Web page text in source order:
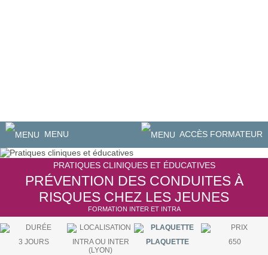
MENU ACCÈS FORMATEUR
PRATIQUES CLINIQUES ET ÉDUCATIVES
PRÉVENTION DES CONDUITES À
RISQUES CHEZ LES JEUNES
FORMATION INTER ET INTRA
3 JOURS
INTRA OU INTER
(LYON)
PLAQUETTE 650